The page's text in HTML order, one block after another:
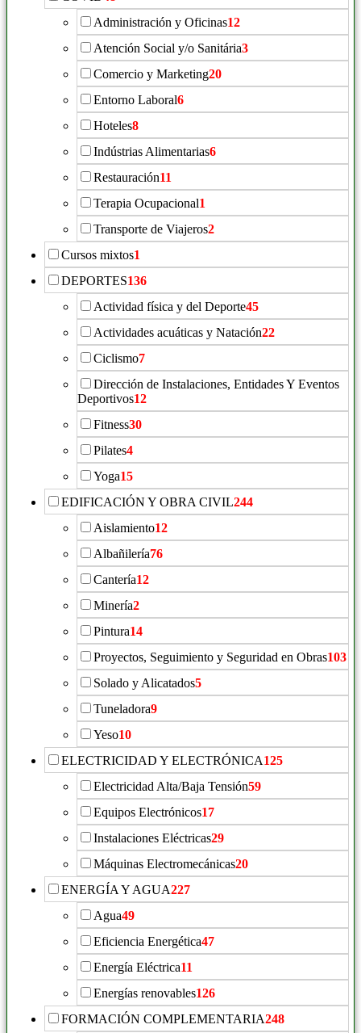
Administración y Oficinas12
Atención Social y/o Sanitária3
Comercio y Marketing20
Entorno Laboral6
Hoteles8
Indústrias Alimentarias6
Restauración11
Terapia Ocupacional1
Transporte de Viajeros2
Cursos mixtos1
DEPORTES136
Actividad física y del Deporte45
Actividades acuáticas y Natación22
Ciclismo7
Dirección de Instalaciones, Entidades Y Eventos
Deportivos12
Fitness30
Pilates4
Yoga15
EDIFICACIÓN Y OBRA CIVIL244
Aislamiento12
Albañilería76
Cantería12
Minería2
Pintura14
Proyectos, Seguimiento y Seguridad en Obras103
Solado y Alicatados5
Tuneladora9
Yeso10
ELECTRICIDAD Y ELECTRÓNICA125
Electricidad Alta/Baja Tensión59
Equipos Electrónicos17
Instalaciones Eléctricas29
Máquinas Electromecánicas20
ENERGÍA Y AGUA227
Agua49
Eficiencia Energética47
Energía Eléctrica11
Energías renovables126
FORMACIÓN COMPLEMENTARIA248